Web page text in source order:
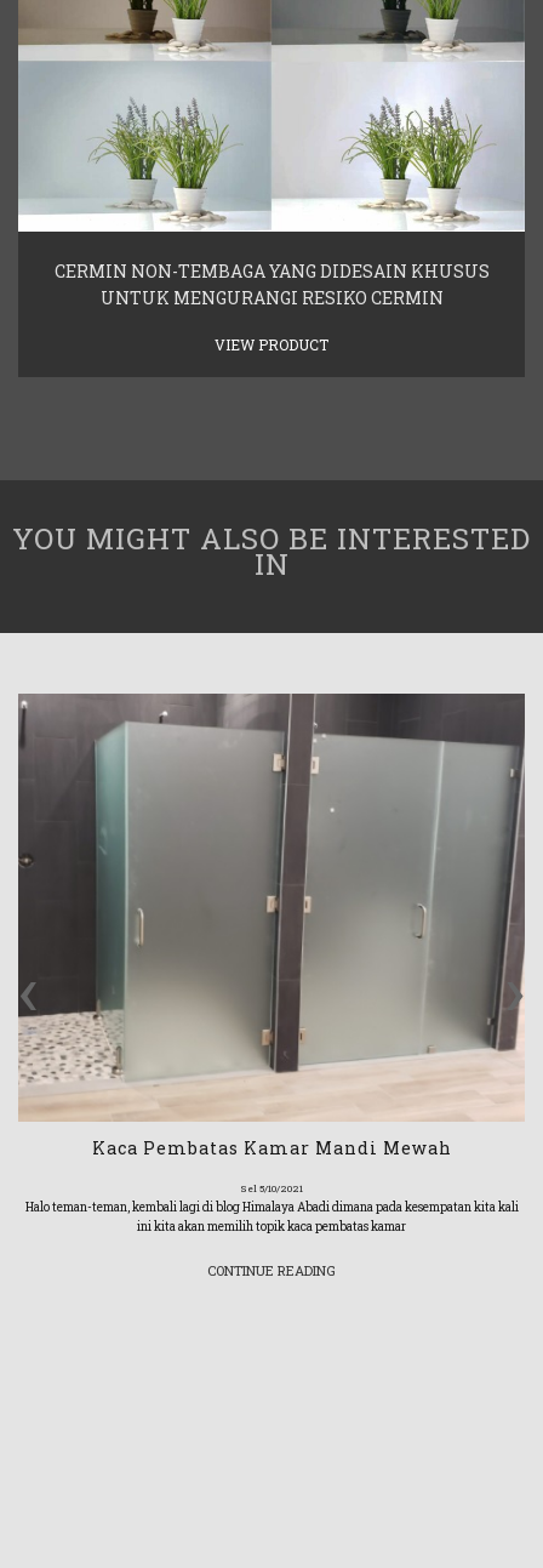
CERMIN NON-TEMBAGA YANG DIDESAIN KHUSUS
UNTUK MENGURANGI RESIKO CERMIN
VIEW PRODUCT
YOU MIGHT ALSO BE INTERESTED
IN
Kaca Pembatas Kamar Mandi Mewah
Sel 5/10/2021
Halo teman-teman, kembali lagi di blog Himalaya Abadi dimana pada kesempatan kita kali
ini kita akan memilih topik kaca pembatas kamar
CONTINUE READING
‹ ›